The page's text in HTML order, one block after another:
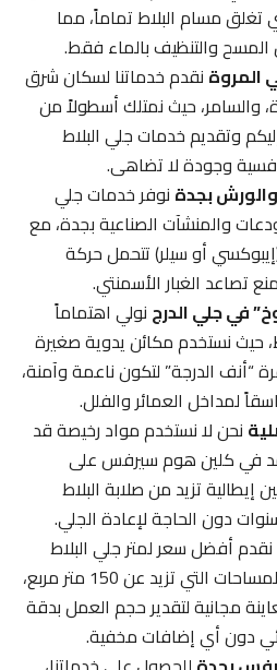
مسام البلاط تماماً، مما
والتنظيف بالماء فقط.
نقدم خدماتنا لسكان شرق
حيث نمتلك أسطولاً من
وتقديم خدمات جلي البلاط
وجودة لا تضاهى.
بجدةنوفر خدمات جلي
والمنشآت الصناعية بجدة، مع
أو سيلر) تتحمل حركة
تصاعد الغبار الأسمنتي.
في جلي الدرجنولي اهتماماً
حيث نستخدم مكائن يدوية صغيرة
الدرجة” لتكون ناعمة وآمنة،
لمداخل العمائر والفلل.
نحن لا نستخدم مواد رخيصة قد
في كلين هوم سيرفس على
تزيد من صلابة البلاط
دون الحاجة لإعادة الجلي.
أفضل سعر لمتر جلي البلاط
بجدة، مع تقديم خصومات للمساحات التي تزيد عن 150 متر مربع،
مجانية لتقدير حجم العمل بدقة
دون أي إضافات مخفية.